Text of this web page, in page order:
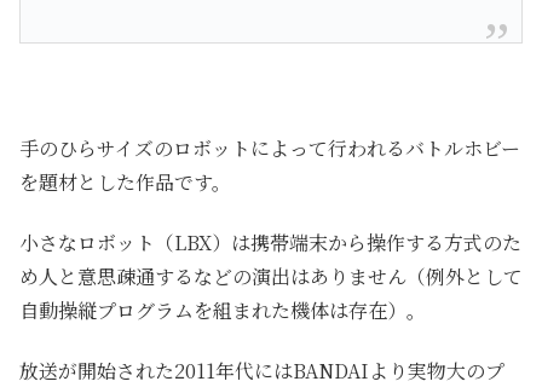
手のひらサイズのロボットによって行われるバトルホビー
を題材とした作品です。
小さなロボット（LBX）は携帯端末から操作する方式のた
め人と意思疎通するなどの演出はありません（例外として
自動操縦プログラムを組まれた機体は存在）。
放送が開始された2011年代にはBANDAIより実物大のプ